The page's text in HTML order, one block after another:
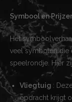
Symbool en
Het
veel symbolen die
speelrondje. Hier
Vliegtuig :
opdracht krijgt